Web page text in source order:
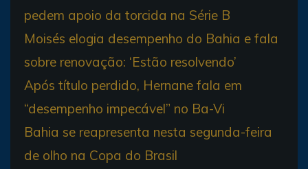
pedem apoio da torcida na Série B
Moisés elogia desempenho do Bahia e fala
sobre renovação: ‘Estão resolvendo’
Após título perdido, Hernane fala em
“desempenho impecável” no Ba-Vi
Bahia se reapresenta nesta segunda-feira
de olho na Copa do Brasil